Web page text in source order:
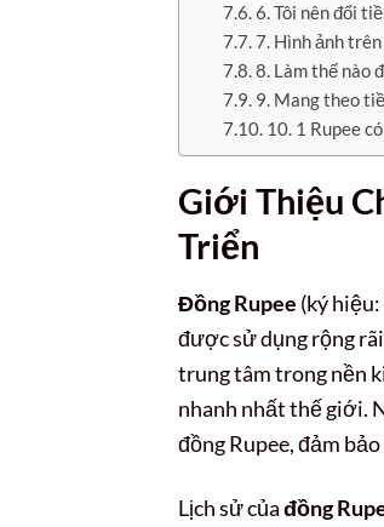
6. Tôi nên đổi
7. Hình ảnh trên
8. Làm thế nào
9. Mang theo
10. 1 Rupee
Giới Thiệu
Triển
Đồng Rupee (ký
được sử dụng rộng
trung tâm trong nền
nhanh nhất thế giới.
đồng Rupee, đảm
Lịch sử củađồng